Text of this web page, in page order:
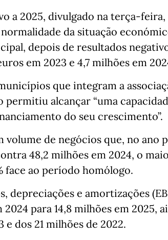
a 2025, divulgado na terça-
da situação
depois de resultados
em 2023 e 4,7 milhões em
que integram a
alcançar “uma
do seu crescimento”.
volume de negócios que, no ano
48,2 milhões em 2024, o
face ao período homólogo.
depreciações e amortizações
para 14,8 milhões em 2025,
e dos 21 milhões de 2022.